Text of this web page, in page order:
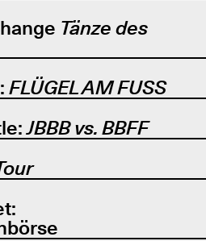
Tänze des
FLÜGEL AM FUSS
JBBB vs. BBFF